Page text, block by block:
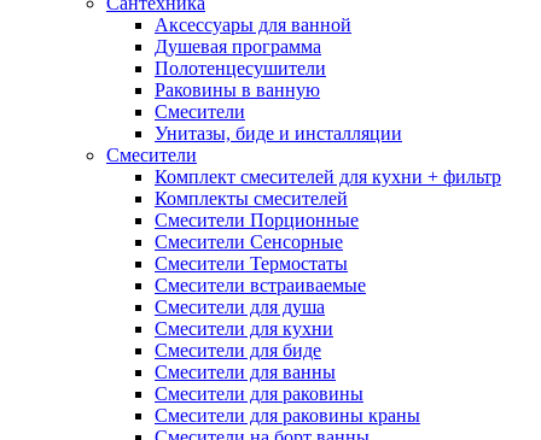
Аксессуары для ванной
Душевая программа
Полотенцесушители
Раковины в ванную
Смесители
Унитазы, биде и инсталляции
Смесители
Комплект смесителей для кухни + фильтр
Комплекты смесителей
Смесители Порционные
Смесители Сенсорные
Смесители Термостаты
Смесители встраиваемые
Смесители для душа
Смесители для кухни
Смесители для биде
Смесители для ванны
Смесители для раковины
Смесители для раковины краны